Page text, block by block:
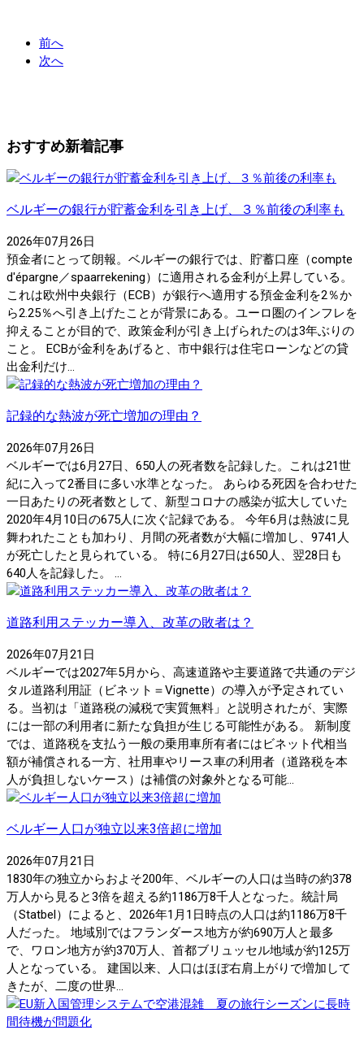
前へ
次へ
おすすめ新着記事
ベルギーの銀行が貯蓄金利を引き上げ、３％前後の利率も
2026年07月26日
預金者にとって朗報。ベルギーの銀行では、貯蓄口座（compte
d'épargne／spaarrekening）に適用される金利が上昇している。
これは欧州中央銀行（ECB）が銀行へ適用する預金金利を2％か
ら2.25％へ引き上げたことが背景にある。ユーロ圏のインフレを
抑えることが目的で、政策金利が引き上げられたのは3年ぶりの
こと。 ECBが金利をあげると、市中銀行は住宅ローンなどの貸
出金利だけ...
記録的な熱波が死亡増加の理由？
2026年07月26日
ベルギーでは6月27日、650人の死者数を記録した。これは21世
紀に入って2番目に多い水準となった。 あらゆる死因を合わせた
一日あたりの死者数として、新型コロナの感染が拡大していた
2020年4月10日の675人に次ぐ記録である。 今年6月は熱波に見
舞われたことも加わり、月間の死者数が大幅に増加し、9741人
が死亡したと見られている。 特に6月27日は650人、翌28日も
640人を記録した。 ...
道路利用ステッカー導入、改革の敗者は？
2026年07月21日
ベルギーでは2027年5月から、高速道路や主要道路で共通のデジ
タル道路利用証（ビネット＝Vignette）の導入が予定されてい
る。当初は「道路税の減税で実質無料」と説明されたが、実際
には一部の利用者に新たな負担が生じる可能性がある。 新制度
では、道路税を支払う一般の乗用車所有者にはビネット代相当
額が補償される一方、社用車やリース車の利用者（道路税を本
人が負担しないケース）は補償の対象外となる可能...
ベルギー人口が独立以来3倍超に増加
2026年07月21日
1830年の独立からおよそ200年、ベルギーの人口は当時の約378
万人から見ると3倍を超える約1186万8千人となった。統計局
（Statbel）によると、2026年1月1日時点の人口は約1186万8千
人だった。 地域別ではフランダース地方が約690万人と最多
で、ワロン地方が約370万人、首都ブリュッセル地域が約125万
人となっている。 建国以来、人口はほぼ右肩上がりで増加して
きたが、二度の世界...